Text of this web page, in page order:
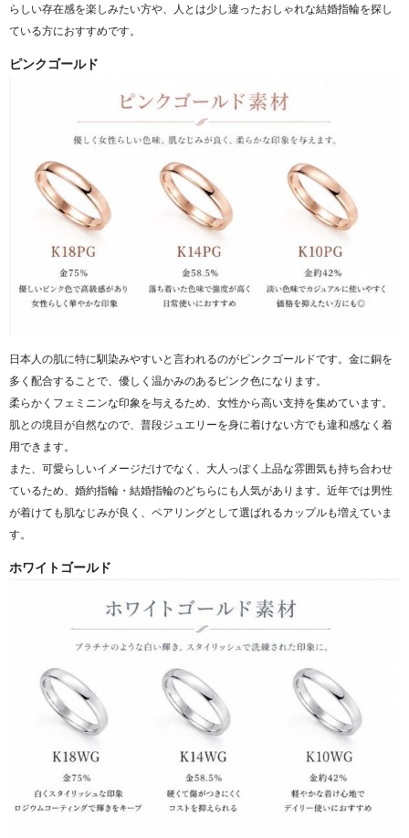
らしい存在感を楽しみたい方や、人とは少し違ったおしゃれな結婚指輪を探し
ている方におすすめです。
ピンクゴールド
日本人の肌に特に馴染みやすいと言われるのがピンクゴールドです。金に銅を
多く配合することで、優しく温かみのあるピンク色になります。
柔らかくフェミニンな印象を与えるため、女性から高い支持を集めています。
肌との境目が自然なので、普段ジュエリーを身に着けない方でも違和感なく着
用できます。
また、可愛らしいイメージだけでなく、大人っぽく上品な雰囲気も持ち合わせ
ているため、婚約指輪・結婚指輪のどちらにも人気があります。近年では男性
が着けても肌なじみが良く、ペアリングとして選ばれるカップルも増えていま
す。
ホワイトゴールド